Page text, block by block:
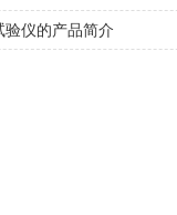
仪的产品简介